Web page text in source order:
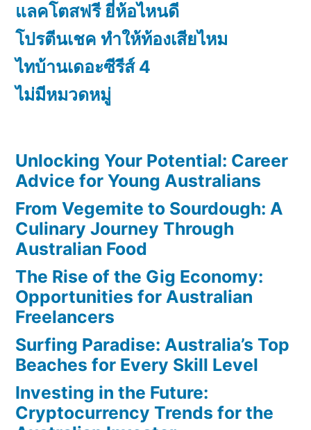
แลคโตสฟรี ยี่ห้อไหนดี
โปรตีนเชค ทำให้ท้องเสียไหม
ไทบ้านเดอะซีรีส์ 4
ไม่มีหมวดหมู่
Unlocking Your Potential: Career
Advice for Young Australians
From Vegemite to Sourdough: A
Culinary Journey Through
Australian Food
The Rise of the Gig Economy:
Opportunities for Australian
Freelancers
Surfing Paradise: Australia’s Top
Beaches for Every Skill Level
Investing in the Future:
Cryptocurrency Trends for the